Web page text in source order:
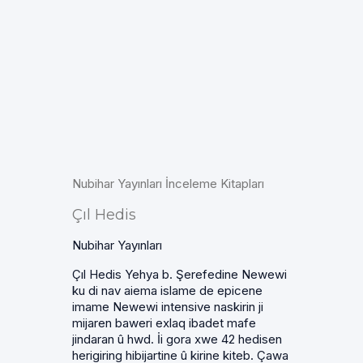
Nubihar Yayınları İnceleme Kitapları
Çıl Hedis
Nubihar Yayınları
Çıl Hedis Yehya b. Şerefedine Newewi
ku di nav aiema islame de epicene
imame Newewi intensive naskirin ji
mijaren baweri exlaq ibadet mafe
jindaran û hwd. İi gora xwe 42 hedisen
herigiring hibijartine û kirine kiteb. Çawa